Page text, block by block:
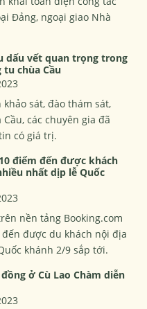
Đảng, ngoại giao Nhà
dấu vết quan trọng trong
chùa Cầu
sát, đào thám sát,
các chuyên gia đã
có giá trị.
điểm đến được khách
nhất dịp lễ Quốc
nền tảng Booking.com
được du khách nội địa
khánh 2/9 sắp tới.
ở Cù Lao Chàm diễn